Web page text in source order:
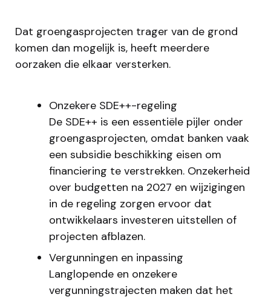
Dat groengasprojecten trager van de grond
komen dan mogelijk is, heeft meerdere
oorzaken die elkaar versterken.
Onzekere SDE++-regeling
De SDE++ is een essentiële pijler onder
groengasprojecten, omdat banken vaak
een subsidie beschikking eisen om
financiering te verstrekken. Onzekerheid
over budgetten na 2027 en wijzigingen
in de regeling zorgen ervoor dat
ontwikkelaars investeren uitstellen of
projecten afblazen.
Vergunningen en inpassing
Langlopende en onzekere
vergunningstrajecten maken dat het